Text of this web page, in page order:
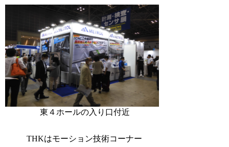
東４ホールの入り口付近
THKはモーション技術コーナー